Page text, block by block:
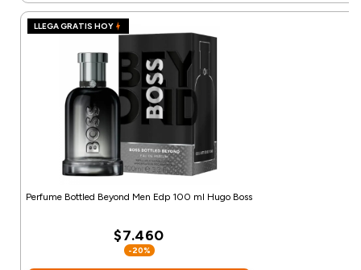
LLEGA GRATIS HOY
Perfume Bottled Beyond Men Edp 100 ml Hugo Boss
$7.460
-20%